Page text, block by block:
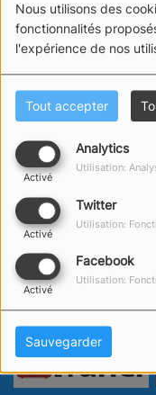
Nous utilisons des
fonctionnalités
l'expérience de nos
Tout accepter
Analytics
Activé
Utilisation:
Twitter
Activé
Utilisation:
Facebook
Activé
Utilisation:
Sauvegarder